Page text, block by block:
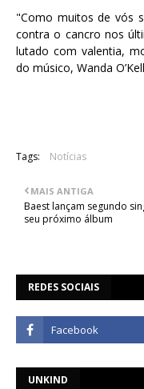
"Como muitos de vós
contra o cancro nos
lutado com valentia,
do músico, Wanda
Tags: Notícias
MAIS ANTIGA
Baest lançam segundo
seu próximo álbum
REDES SOCIAIS
UNKIND